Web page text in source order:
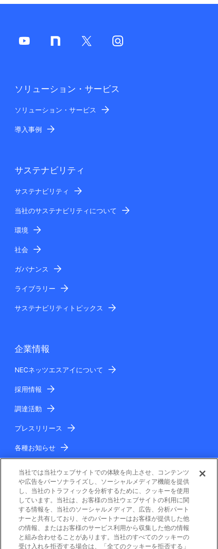
ソリューション・サービス
ソリューション・サービス
導入事例
サステナビリティ
サステナビリティ
当社のサステナビリティについて
環境
社会
ガバナンス
ライブラリー
サステナビリティトピックス
企業情報
NECネッツエスアイについて
採用情報
調達活動
プレスリリース
各種お知らせ
電子公告
当社では当社ウェブサイトでの体験を向上させ、コンテンツ
や広告をパーソナライズし、ソーシャルメディア機能を提供
し、当社のトラフィックを分析するために、クッキーを使用
しています。当社は、お客様の当社ウェブサイトの利用に関
する情報を、当社のソーシャルメディア、広告、分析パート
ナーと共有しており、そのパートナーはお客様が提供した他
の情報、またはお客様のサービス利用から収集した他の情報
と組み合わせることがあります。当社のすべてのクッキーの
受け入れを拒否する場合は、「全てのクッキーを拒否する」